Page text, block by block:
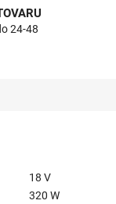
24-48
18 V
320 W